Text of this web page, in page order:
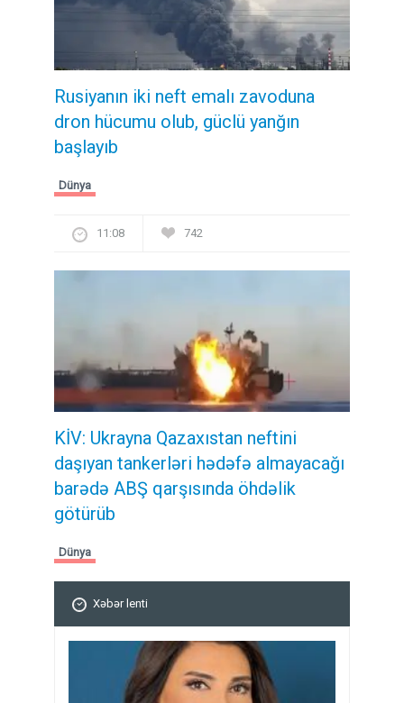
Rusiyanın iki neft emalı zavoduna
dron hücumu olub, güclü yanğın
başlayıb
Dünya
11:08 742
KİV: Ukrayna Qazaxıstan neftini
daşıyan tankerləri hədəfə almayacağı
barədə ABŞ qarşısında öhdəlik
götürüb
Dünya
Xəbər lenti